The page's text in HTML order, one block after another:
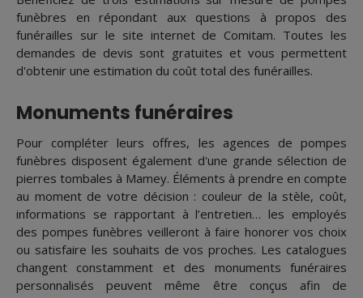
funèbres en répondant aux questions à propos des
funérailles sur le site internet de Comitam. Toutes les
demandes de devis sont gratuites et vous permettent
d'obtenir une estimation du coût total des funérailles.
Monuments funéraires
Pour compléter leurs offres, les agences de pompes
funèbres disposent également d'une grande sélection de
pierres tombales à Mamey. Éléments à prendre en compte
au moment de votre décision : couleur de la stèle, coût,
informations se rapportant à l’entretien… les employés
des pompes funèbres veilleront à faire honorer vos choix
ou satisfaire les souhaits de vos proches. Les catalogues
changent constamment et des monuments funéraires
personnalisés peuvent même être conçus afin de